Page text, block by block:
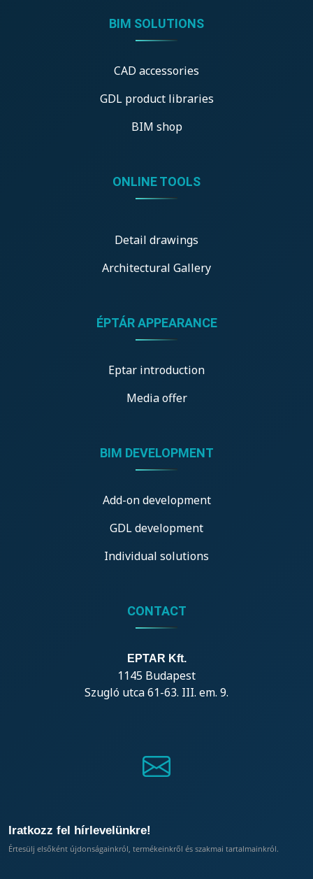
BIM SOLUTIONS
CAD accessories
GDL product libraries
BIM shop
ONLINE TOOLS
Detail drawings
Architectural Gallery
ÉPTÁR APPEARANCE
Eptar introduction
Media offer
BIM DEVELOPMENT
Add-on development
GDL development
Individual solutions
CONTACT
EPTAR Kft.
1145 Budapest
Szugló utca 61-63. III. em. 9.
Iratkozz fel hírlevelünkre!
Értesülj elsőként újdonságainkról, termékeinkről és szakmai tartalmainkról.